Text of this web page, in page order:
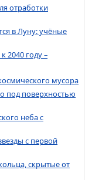
отработки
в Луну: учёные
2040 году –
мусора
под поверхностью
неба с
с первой
скрытые от